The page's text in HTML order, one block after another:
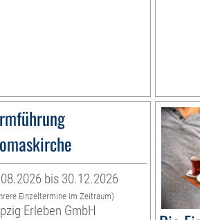
bis 30.12.2026
Einzeltermine im Zeitraum)
Erleben GmbH